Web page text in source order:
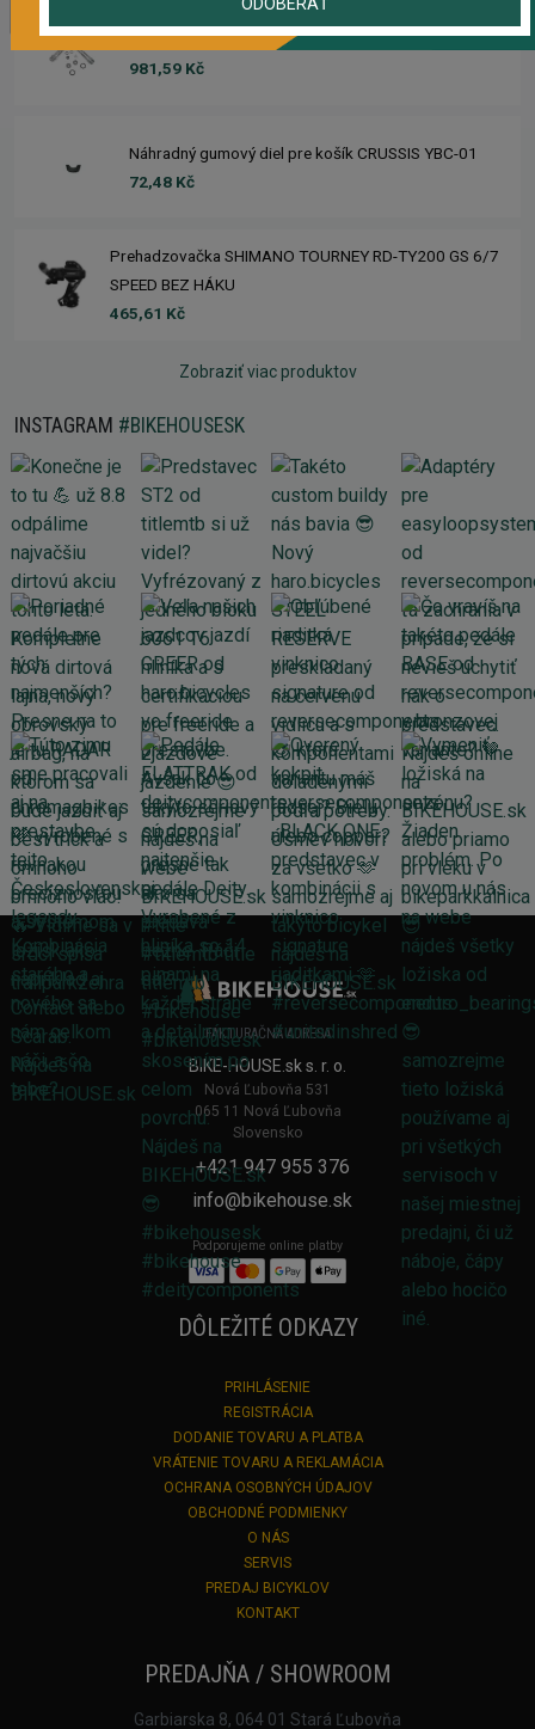
Rebuild kit pedálov CHROMAG SYNTH
981,59 Kč
Náhradný gumový diel pre košík CRUSSIS YBC-01
72,48 Kč
Prehadzovačka SHIMANO TOURNEY RD-TY200 GS 6/7
SPEED BEZ HÁKU
465,61 Kč
Zobraziť viac produktov
INSTAGRAM #BIKEHOUSESK
FAKTURAČNÁ ADRESA
BIKE-HOUSE.sk s. r. o.
Nová Ľubovňa 531
065 11 Nová Ľubovňa
Slovensko
+421 947 955 376
info@bikehouse.sk
Podporujeme online platby
DÔLEŽITÉ ODKAZY
PRIHLÁSENIE
REGISTRÁCIA
DODANIE TOVARU A PLATBA
VRÁTENIE TOVARU A REKLAMÁCIA
OCHRANA OSOBNÝCH ÚDAJOV
OBCHODNÉ PODMIENKY
O NÁS
SERVIS
PREDAJ BICYKLOV
KONTAKT
PREDAJŇA / SHOWROOM
Garbiarska 8, 064 01 Stará Ľubovňa